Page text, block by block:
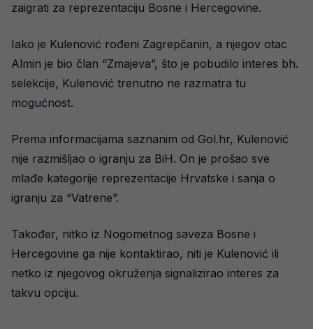
zaigrati za reprezentaciju Bosne i Hercegovine.
Iako je Kulenović rođeni Zagrepčanin, a njegov otac
Almin je bio član “Zmajeva”, što je pobudilo interes bh.
selekcije, Kulenović trenutno ne razmatra tu
mogućnost.
Prema informacijama saznanim od Gol.hr, Kulenović
nije razmišljao o igranju za BiH. On je prošao sve
mlađe kategorije reprezentacije Hrvatske i sanja o
igranju za “Vatrene”.
Također, nitko iz Nogometnog saveza Bosne i
Hercegovine ga nije kontaktirao, niti je Kulenović ili
netko iz njegovog okruženja signalizirao interes za
takvu opciju.